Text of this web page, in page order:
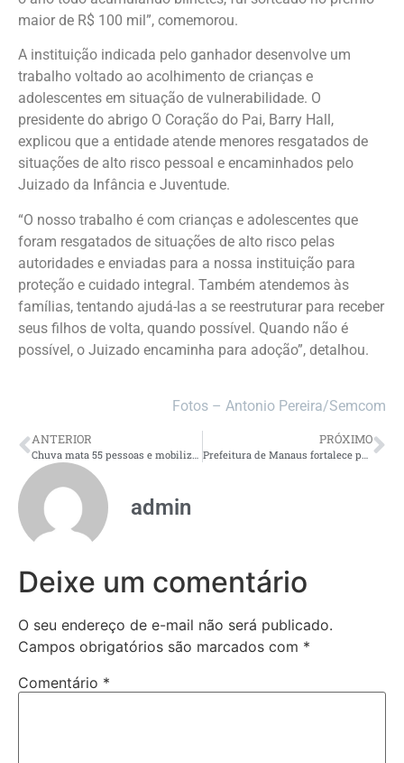
maior de R$ 100 mil”, comemorou.
A instituição indicada pelo ganhador desenvolve um
trabalho voltado ao acolhimento de crianças e
adolescentes em situação de vulnerabilidade. O
presidente do abrigo O Coração do Pai, Barry Hall,
explicou que a entidade atende menores resgatados de
situações de alto risco pessoal e encaminhados pelo
Juizado da Infância e Juventude.
“O nosso trabalho é com crianças e adolescentes que
foram resgatados de situações de alto risco pelas
autoridades e enviadas para a nossa instituição para
proteção e cuidado integral. Também atendemos às
famílias, tentando ajudá-las a se reestruturar para receber
seus filhos de volta, quando possível. Quando não é
possível, o Juizado encaminha para adoção”, detalhou.
Fotos – Antonio Pereira/Semcom
ANTERIOR PRÓXIMO
admin
Deixe um comentário
O seu endereço de e-mail não será publicado.
Campos obrigatórios são marcados com *
Comentário *